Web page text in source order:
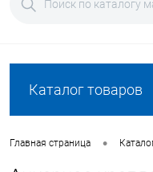
Каталог товаров
Главная страница •